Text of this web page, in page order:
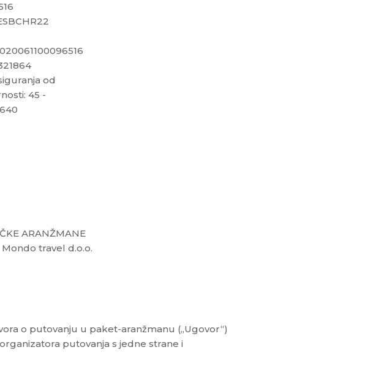
od
45 -
TURISTIČKE ARANŽMANE
d.o.o.
o putovanju u paket-aranžmanu („Ugovor“)
putovanja s jedne strane i